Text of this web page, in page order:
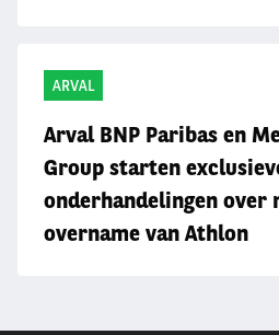
ARVAL
Arval BNP Paribas en
Group starten
onderhandelingen over
overname van Athlon